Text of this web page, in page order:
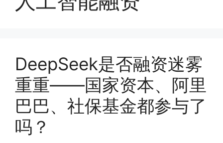
DeepSeek是否融资迷雾
重重——国家资本、阿里
巴巴、社保基金都参与了
吗？